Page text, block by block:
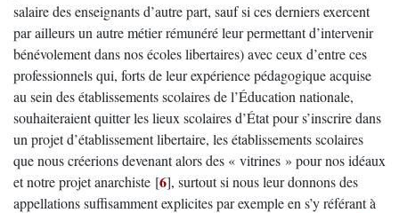
salaire des enseignants d’autre part, sauf si ces derniers exercent
par ailleurs un autre métier rémunéré leur permettant d’intervenir
bénévolement dans nos écoles libertaires) avec ceux d’entre ces
professionnels qui, forts de leur expérience pédagogique acquise
au sein des établissements scolaires de l’Éducation nationale,
souhaiteraient quitter les lieux scolaires d’État pour s’inscrire dans
un projet d’établissement libertaire, les établissements scolaires
que nous créerions devenant alors des « vitrines » pour nos idéaux
et notre projet anarchiste [6], surtout si nous leur donnons des
appellations suffisamment explicites par exemple en s’y référant à